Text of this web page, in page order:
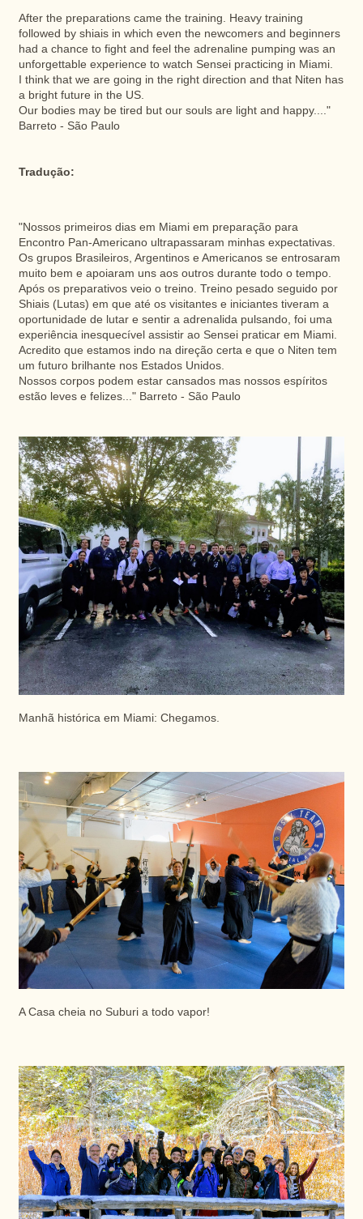
After the preparations came the training. Heavy training
followed by shiais in which even the newcomers and beginners
had a chance to fight and feel the adrenaline pumping was an
unforgettable experience to watch Sensei practicing in Miami.
I think that we are going in the right direction and that Niten has
a bright future in the US.
Our bodies may be tired but our souls are light and happy...."
Barreto - São Paulo
Tradução:
"Nossos primeiros dias em Miami em preparação para
Encontro Pan-Americano ultrapassaram minhas expectativas.
Os grupos Brasileiros, Argentinos e Americanos se entrosaram
muito bem e apoiaram uns aos outros durante todo o tempo.
Após os preparativos veio o treino. Treino pesado seguido por
Shiais (Lutas) em que até os visitantes e iniciantes tiveram a
oportunidade de lutar e sentir a adrenalida pulsando, foi uma
experiência inesquecível assistir ao Sensei praticar em Miami.
Acredito que estamos indo na direção certa e que o Niten tem
um futuro brilhante nos Estados Unidos.
Nossos corpos podem estar cansados mas nossos espíritos
estão leves e felizes..." Barreto - São Paulo
Manhã histórica em Miami: Chegamos.
A Casa cheia no Suburi a todo vapor!